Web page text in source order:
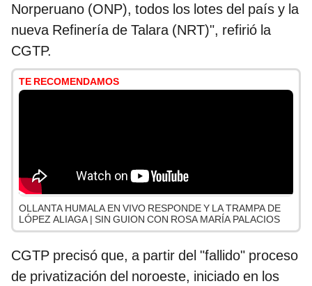
Norperuano (ONP), todos los lotes del país y la
nueva Refinería de Talara (NRT)", refirió la
CGTP.
TE RECOMENDAMOS
OLLANTA HUMALA EN VIVO RESPONDE Y LA TRAMPA DE
LÓPEZ ALIAGA | SIN GUION CON ROSA MARÍA PALACIOS
CGTP precisó que, a partir del "fallido" proceso
de privatización del noroeste, iniciado en los